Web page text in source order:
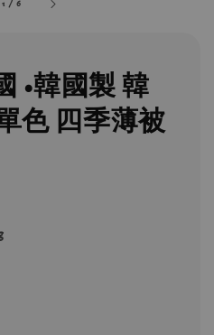
1 /6
•韓國製 韓
色 四季薄被